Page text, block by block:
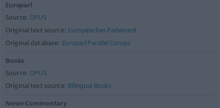
Europarl
Source: OPUS
Original text source: Europäisches Parlament
Original database: Europarl Parallel Corups
Books
Source: OPUS
Original text source: Bilingual Books
News-Commentary